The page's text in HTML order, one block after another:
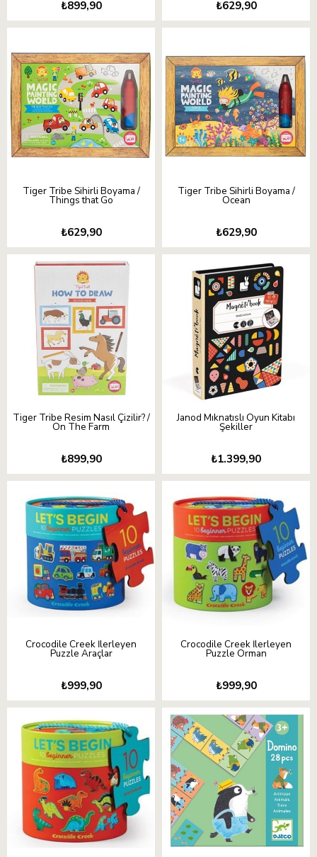
₺899,90 ₺629,90
Tiger Tribe Sihirli Boyama /
Things that Go
₺629,90
Tiger Tribe Sihirli Boyama /
Ocean
₺629,90
Tiger Tribe Resim Nasıl Çizilir? /
On The Farm
₺899,90
Janod Mıknatıslı Oyun Kitabı
Şekiller
₺1.399,90
Crocodile Creek İlerleyen
Puzzle Araçlar
₺999,90
Crocodile Creek İlerleyen
Puzzle Orman
₺999,90